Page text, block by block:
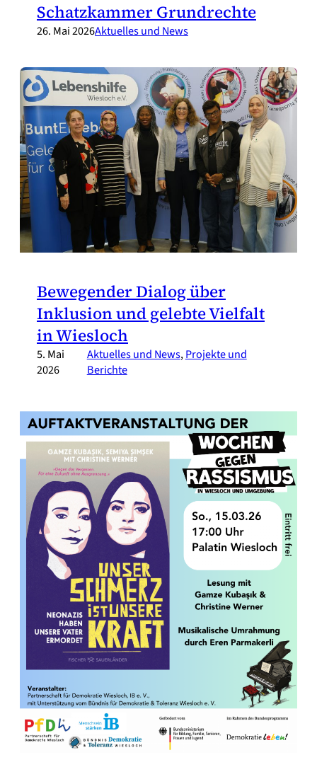
Schatzkammer Grundrechte
26. Mai 2026Aktuelles und News
Bewegender Dialog über
Inklusion und gelebte Vielfalt
in Wiesloch
5. Mai
2026
Aktuelles und News, Projekte und
Berichte